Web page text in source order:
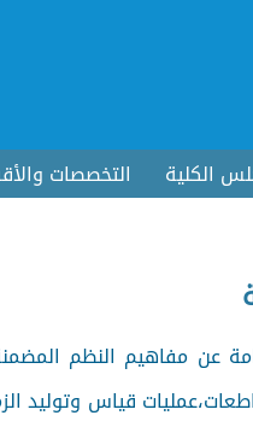
الكلية التخصصات
عن مفاهيم النظم
قياس وتوليد